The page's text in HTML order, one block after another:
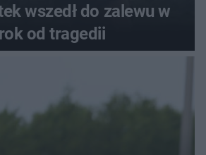
wszedł do zalewu w
od tragedii